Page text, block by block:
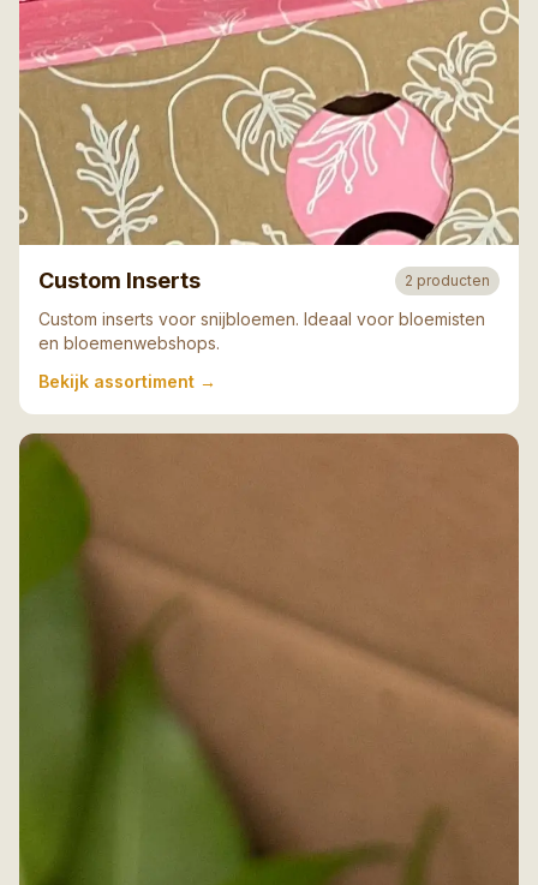
Custom Inserts 2 producten
Custom inserts voor snijbloemen. Ideaal voor bloemisten
en bloemenwebshops.
Bekijk assortiment →